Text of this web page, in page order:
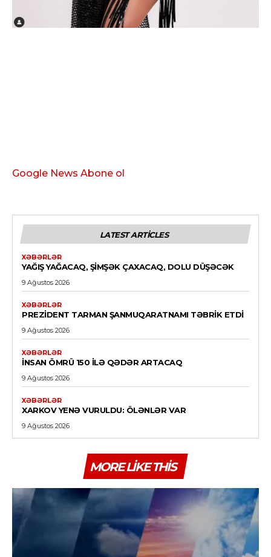
Google News Abone ol
LATEST ARTICLES
XƏBƏRLƏR
YAĞIŞ YAĞACAQ, ŞIMŞƏK ÇAXACAQ, DOLU DÜŞƏCƏK
9 Ağustos 2026
XƏBƏRLƏR
PREZIDENT TARMAN ŞANMUQARATNAMI TƏBRIK ETDI
9 Ağustos 2026
XƏBƏRLƏR
İNSAN ÖMRÜ 150 ILƏ QƏDƏR ARTACAQ
9 Ağustos 2026
XƏBƏRLƏR
XARKOV YENƏ VURULDU: ÖLƏNLƏR VAR
9 Ağustos 2026
MORE LIKE THIS